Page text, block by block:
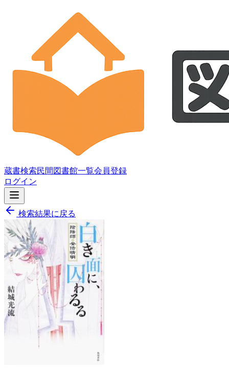
蔵書検索民間図書館一覧会員登録
ログイン
検索結果に戻る